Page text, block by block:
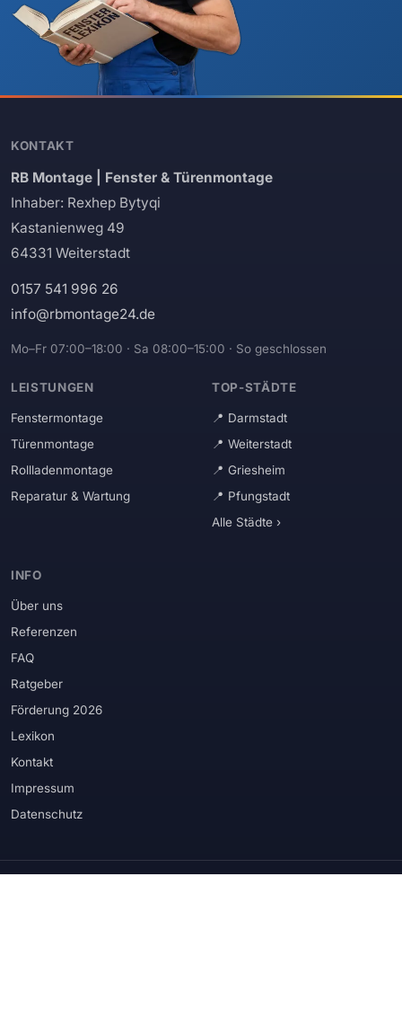
KONTAKT
RB Montage | Fenster & Türenmontage
Inhaber: Rexhep Bytyqi
Kastanienweg 49
64331 Weiterstadt
0157 541 996 26
info@rbmontage24.de
Mo–Fr 07:00–18:00 · Sa 08:00–15:00 · So geschlossen
LEISTUNGEN
Fenstermontage
Türenmontage
Rollladenmontage
Reparatur & Wartung
TOP-STÄDTE
Darmstadt
Weiterstadt
Griesheim
Pfungstadt
Alle Städte ›
INFO
Über uns
Referenzen
FAQ
Ratgeber
Förderung 2026
Lexikon
Kontakt
Impressum
Datenschutz